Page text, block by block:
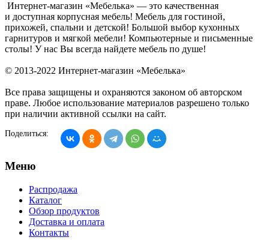
Интернет-магазин «Мебелька» — это качественная
и доступная корпусная мебель! Мебель для гостиной,
прихожей, спальни и детской! Большой выбор кухонных
гарнитуров и мягкой мебели! Компьютерные и письменные
столы! У нас Вы всегда найдете мебель по душе!
© 2013-2022 Интернет-магазин «Мебелька»
Все права защищены и охраняются законом об авторском
праве. Любое использование материалов разрешено только
при наличии активной ссылки на сайт.
Поделиться:
Меню
Распродажа
Каталог
Обзор продуктов
Доставка и оплата
Контакты